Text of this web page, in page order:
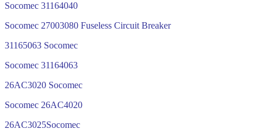
Socomec 31164040
Socomec 27003080 Fuseless Circuit Breaker
31165063 Socomec
Socomec 31164063
26AC3020 Socomec
Socomec 26AC4020
26AC3025Socomec